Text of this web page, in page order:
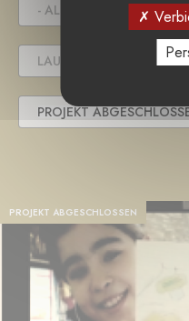
- ALLE - IN DER
LAUFENDES PROJEKT
PROJEKT
PROJEKT ABGESCHLOSSEN